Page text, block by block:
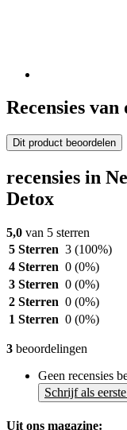
Recensies
Dit product beoordelen
recensies in
Detox
5,0 van 5 sterren
5 Sterren 3 (100%)
4 Sterren 0 (0%)
3 Sterren 0 (0%)
2 Sterren 0 (0%)
1 Sterren 0 (0%)
3 beoordelingen
Geen recensies
Schrijf als
Uit ons magazine: